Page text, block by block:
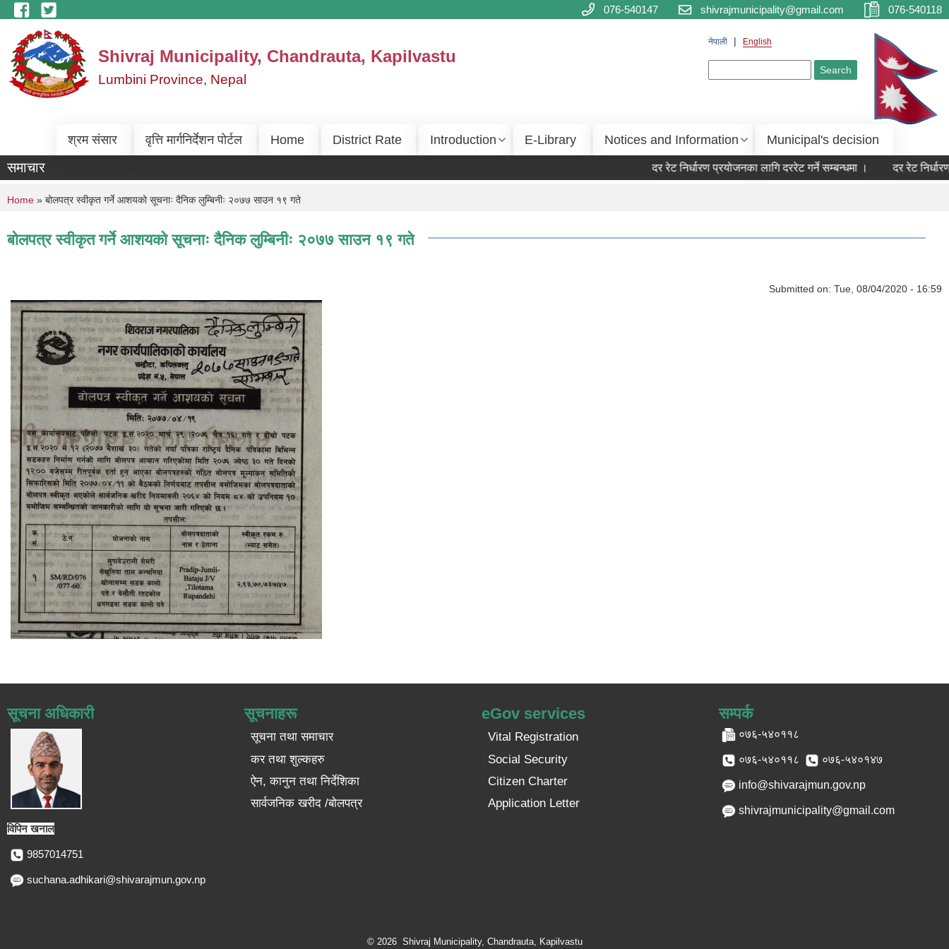
Skip to main content 076-540147 shivrajmunicipality@gmail.com 076-540118
Shivraj Municipality, Chandrauta, Kapilvastu
Lumbini Province, Nepal
नेपाली English
श्रम संसार वृत्ति मार्गनिर्देशन पोर्टल Home District Rate Introduction E-Library Notices and Information Municipal's decision
समाचार दर रेट निर्धारण प्रयोजनका लागि दररेट गर्ने सम्बन्धमा । दर रेट
You are here
Home » बोलपत्र स्वीकृत गर्ने आशयको सूचनाः दैनिक लुम्बिनीः २०७७ साउन १९ गते
बोलपत्र स्वीकृत गर्ने आशयको सूचनाः दैनिक लुम्बिनीः २०७७ साउन १९ गते
Submitted on: Tue, 08/04/2020 - 16:59
सूचना अधिकारी
विपिन खनाल
9857014751
suchana.adhikari@shivarajmun.gov.np
सूचनाहरू
सूचना तथा समाचार
कर तथा शुल्कहरु
ऐन, कानुन तथा निर्देशिका
सार्वजनिक खरीद /बोलपत्र
eGov services
Vital Registration
Social Security
Citizen Charter
Application Letter
सम्पर्क
०७६-५४०११८
०७६-५४०११८ ०७६-५४०१४७
info@shivarajmun.gov.np
shivrajmunicipality@gmail.com
© 2026 Shivraj Municipality, Chandrauta, Kapilvastu